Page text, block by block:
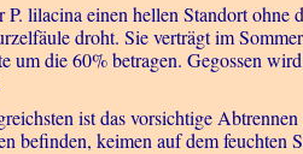
P. lilacina einen hellen Standort ohne
droht. Sie verträgt im
die 60% betragen. Gegossen
ist das vorsichtige
befinden, keimen auf dem feuchten